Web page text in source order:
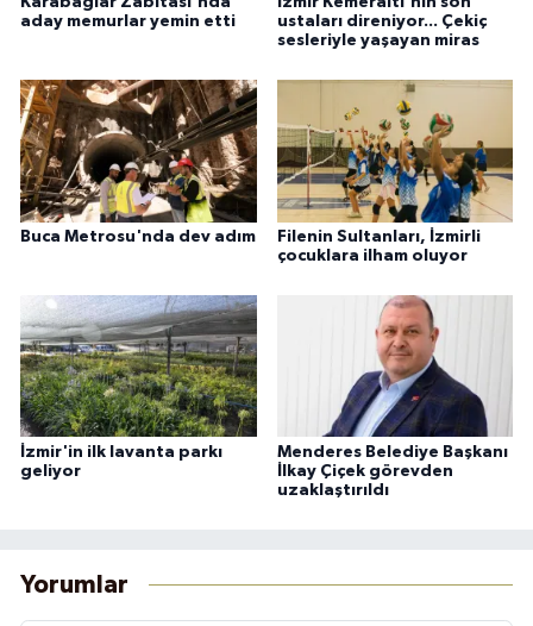
aday memurlar yemin etti
ustaları direniyor... Çekiç
sesleriyle yaşayan miras
Buca Metrosu'nda dev adım
Filenin Sultanları, İzmirli
çocuklara ilham oluyor
İzmir'in ilk lavanta parkı
geliyor
Menderes Belediye Başkanı
İlkay Çiçek görevden
uzaklaştırıldı
Yorumlar